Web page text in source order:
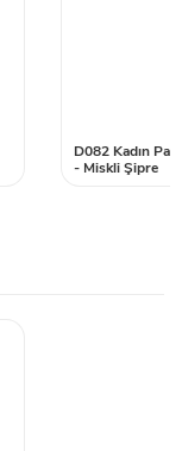
D082 Kadın
- Miskli Şipre